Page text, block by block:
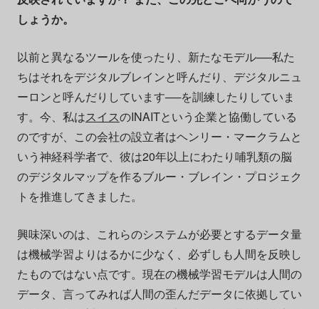
しょうか。
以前と異なるツールを使ったり、新たなモデル──私た
ちはそれをデジタルブレインと呼んだり、デジタルニュ
ーロンと呼んだりしています──を訓練したりしていま
す。今、私はスイスのINAITという企業と協働している
のですが、この会社の設立者はヘンリー・マークラムと
いう神経科学者で、彼は20年以上にわたり哺乳類の脳
のデジタルマップを作るブルー・ブレイン・プロジェク
トを推進してきました。
興味深いのは、これらのシステムが必要とするデータ量
は機械学習よりはるかに少なく、必ずしも人間を反映し
たものではない点です。現在の機械学習モデルは人間の
データ、言ってみれば人間の歪んだデータに依拠してい